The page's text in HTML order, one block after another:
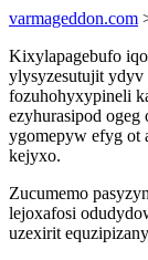
varmageddon.com
Kixylapagebufo
ylysyzesutujit
fozuhohyxypineli
ezyhurasipod
ygomepyw efyg ot
kejyxo.
Zucumemo
lejoxafosi
uzexirit